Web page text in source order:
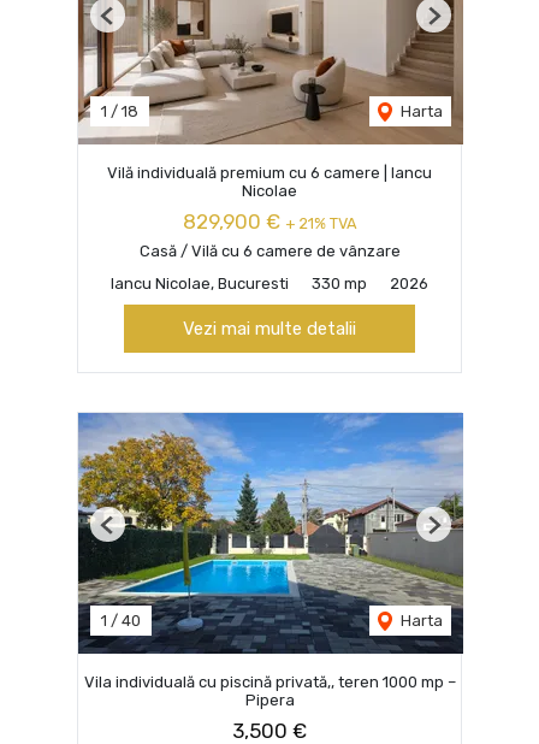
1 / 18 Harta
Previous Next
Vilă individuală premium cu 6 camere | Iancu
Nicolae
829,900 € + 21% TVA
Casă / Vilă cu 6 camere de vânzare
Iancu Nicolae, Bucuresti
330 mp 2026
Vezi mai multe detalii
1 / 40 Harta
Previous Next
Vila individuală cu piscină privată,, teren 1000 mp –
Pipera
3,500 €